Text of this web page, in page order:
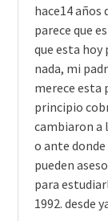
hace14 años
parece que
que esta hoy
nada, mi
merece esta
principio
cambiaron a
o ante
pueden
para
1992. desde